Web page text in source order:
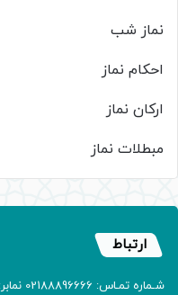
نماز شب
احکام نماز
ارکان نماز
مبطلات نماز
ارتباط
شـماره تمـاس: 02188896666 نمابر: 02188905150